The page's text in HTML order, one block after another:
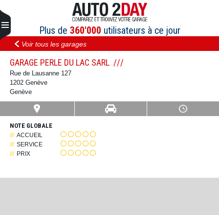
au
contenu
Plus de 360'000 utilisateurs à ce jour
Voir tous les garages
GARAGE PERLE DU LAC SARL
Rue de Lausanne 127
1202 Genève
Genève
NOTE GLOBALE
ACCUEIL
SERVICE
PRIX